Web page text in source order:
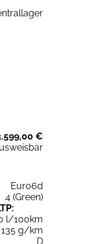
€
Euro6d
4 (Green)
l/100km
135 g/km
D